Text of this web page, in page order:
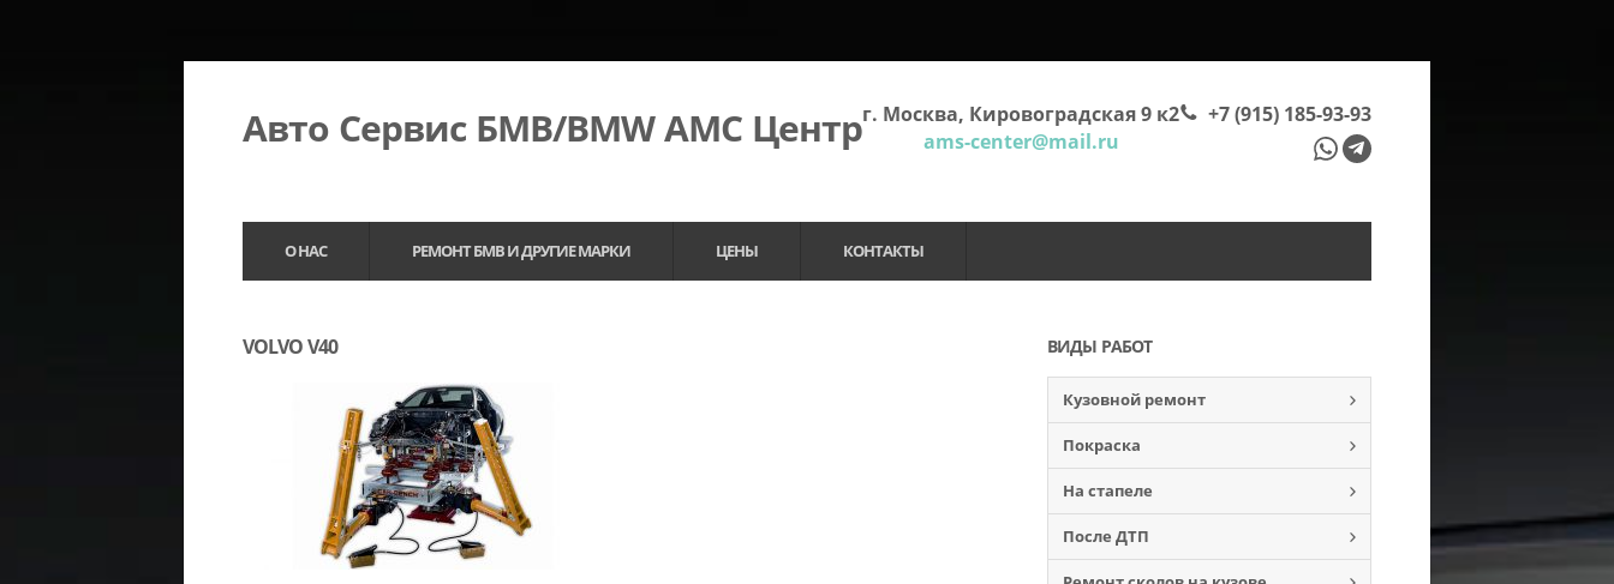
Авто Сервис БМВ/BMW АМС Центр +7 (915) 185-93-93
г. Москва, Кировоградская 9 к2
ams-center@mail.ru
О НАС РЕМОНТ БМВ И ДРУГИЕ МАРКИ ЦЕНЫ КОНТАКТЫ
VOLVO V40 ВИДЫ РАБОТ
Кузовной ремонт
Покраска
На стапеле
После ДТП